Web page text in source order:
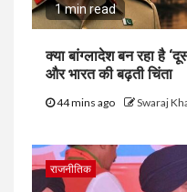
1 min read
क्या बांग्लादेश बन रहा है
और भारत की बढ़ती चिंता
44 mins ago Swaraj
राजनीतिक